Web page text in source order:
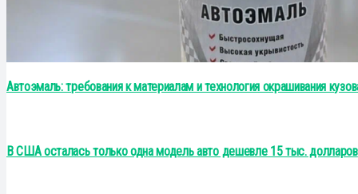
Автоэмаль: требования к материалам и технология окрашивания
В США осталась только одна модель авто дешевле 15 тыс. долларов